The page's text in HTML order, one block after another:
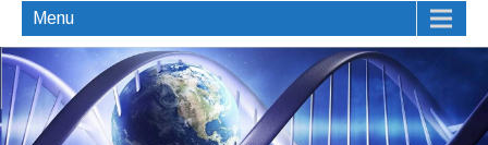
Menu